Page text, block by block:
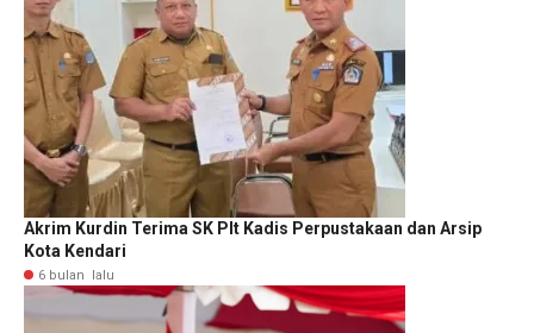
Akrim Kurdin Terima SK Plt Kadis Perpustakaan dan Arsip
Kota Kendari
6 bulan lalu